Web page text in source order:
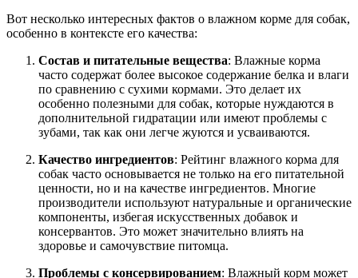
Вот несколько интересных фактов о влажном корме для собак,
особенно в контексте его качества:
Состав и питательные вещества: Влажные корма
часто содержат более высокое содержание белка и влаги
по сравнению с сухими кормами. Это делает их
особенно полезными для собак, которые нуждаются в
дополнительной гидратации или имеют проблемы с
зубами, так как они легче жуются и усваиваются.
Качество ингредиентов: Рейтинг влажного корма для
собак часто основывается не только на его питательной
ценности, но и на качестве ингредиентов. Многие
производители используют натуральные и органические
компоненты, избегая искусственных добавок и
консервантов. Это может значительно влиять на
здоровье и самочувствие питомца.
Проблемы с консервированием: Влажный корм может